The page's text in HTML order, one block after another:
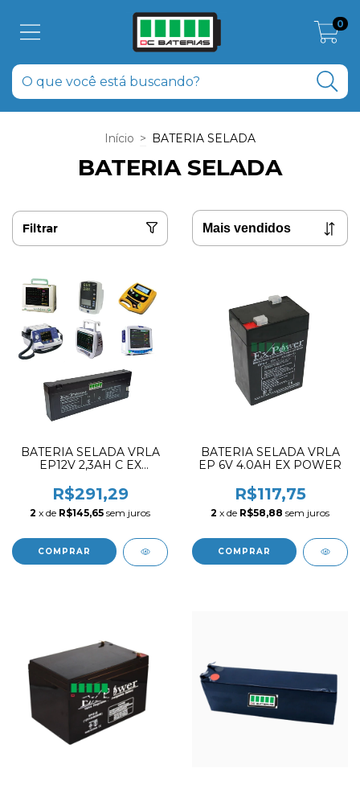
0
Início > BATERIA SELADA
BATERIA SELADA
Filtrar
BATERIA SELADA VRLA
EP12V 2,3AH C EX
R$291,29
2 x de R$145,65 sem juros
BATERIA SELADA VRLA
EP 6V 4.0AH EX POWER
R$117,75
2 x de R$58,88 sem juros